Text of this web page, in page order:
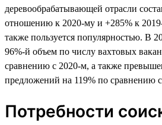
деревообрабатывающей отрасли
отношению к 2020-му и +285% к
также пользуется популярностью. В
96%-й объем по числу вахтовых
сравнению с 2020-м, а также
предложений на 119% по сравнению
Потребности